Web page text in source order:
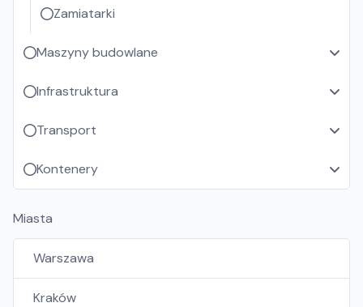
Zamiatarki
Maszyny budowlane
Infrastruktura
Transport
Kontenery
Miasta
Warszawa
Kraków